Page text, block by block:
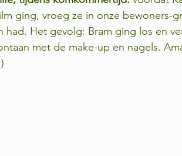
ging, vroeg ze in onze bewoners-
had. Het gevolg: Bram ging los en
met de make-up en nagels.